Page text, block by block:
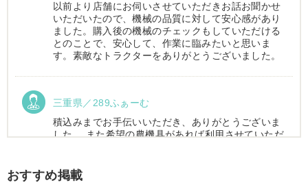
以前より店舗にお伺いさせていただきお話お聞かせ
いただいたので、機械の品質に対して安心感があり
ました。購入後の機械のチェックもしていただける
とのことで、安心して、作業に臨みたいと思いま
す。素敵なトラクターをありがとうございました。
三重県／289ふぁーむ
積込みまでお手伝いいただき、ありがとうございま
した。 また希望の農機具があれば利用させていただ
おすすめ掲載